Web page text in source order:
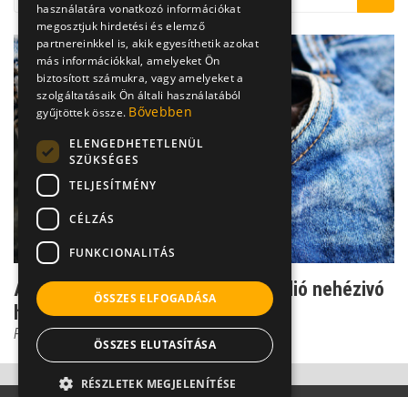
Az alkoholizmus előszobája - 1 millió nehézivó
hazánkban
Prof. Dr. Simon Tamás
használatára vonatkozó információkat
megosztjuk hirdetési és elemző
partnereinkkel is, akik egyesíthetik azokat
más információkkal, amelyeket Ön
biztosított számukra, vagy amelyeket a
szolgáltatásaik Ön általi használatából
gyűjtöttek össze. Bővebben
ELENGEDHETETLENÜL
SZÜKSÉGES
TELJESÍTMÉNY
CÉLZÁS
FUNKCIONALITÁS
ÖSSZES ELFOGADÁSA
ÖSSZES ELUTASÍTÁSA
RÉSZLETEK MEGJELENÍTÉSE